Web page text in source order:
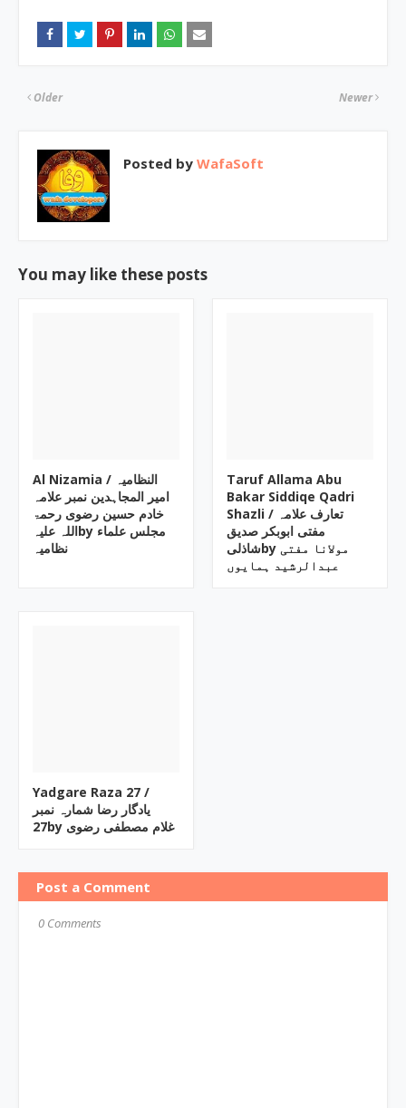
Newer
Older
Posted by WafaSoft
You may like these posts
Al Nizamia ‎/ النظامیہ
امیر المجاہدین نمبر علامہ
خادم حسین رضوی رحمۃ
اللہ علیہby ‎مجلس علماء
نظامیہ
Taruf Allama Abu
Bakar Siddiqe Qadri
Shazli ‎/ تعارف علامہ
مفتی ابوبکر صدیق
شاذلیby ‎مولانا مفتی
عبدالرشید ہمایوں
Yadgare Raza ‎27 /
یادگار رضا شمارہ نمبر
27by ‎غلام مصطفی رضوی
Post a Comment
0 Comments